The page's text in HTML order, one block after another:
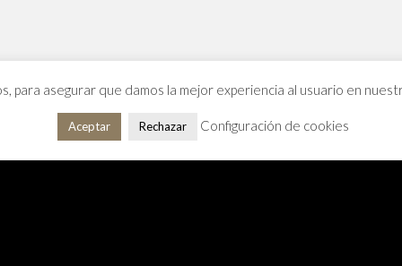
para asegurar que damos la mejor experiencia al usuario en
Aceptar Rechazar Configuración de cookies